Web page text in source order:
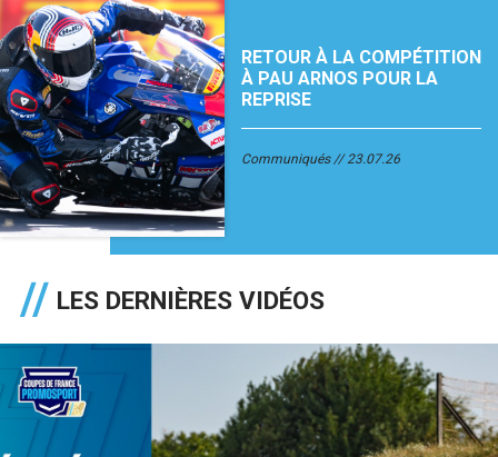
RETOUR À LA COMPÉTITION
À PAU ARNOS POUR LA
REPRISE
Communiqués 23.07.26
LES DERNIÈRES VIDÉOS